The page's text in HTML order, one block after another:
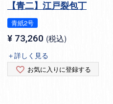
【青二】江戸裂包丁
青紙2号
¥ 73,260 税込
＋詳しく見る
お気に入りに登録する